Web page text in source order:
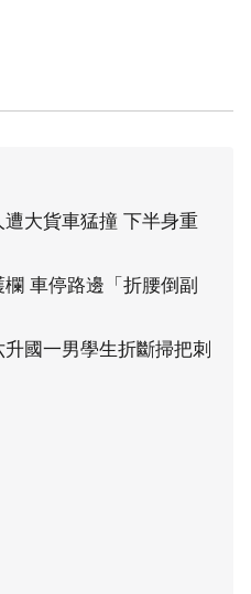
大貨車猛撞 下半身重
車停路邊「折腰倒副
國一男學生折斷掃把刺